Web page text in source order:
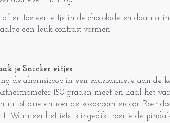
af en toe een eitje in de chocolade en daarna
een leuk contrast vormen.
je Snicker eitjes
de ahornsiroop in een sauspannetje aan de
150 graden meet en haal het
of drie en roer de kokosroom erdoor. Roer
Wanneer het iets is ingedikt roer je de